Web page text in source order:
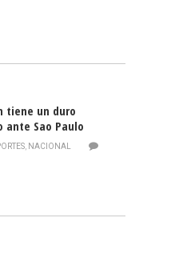
tiene un duro
ante Sao Paulo
, NACIONAL